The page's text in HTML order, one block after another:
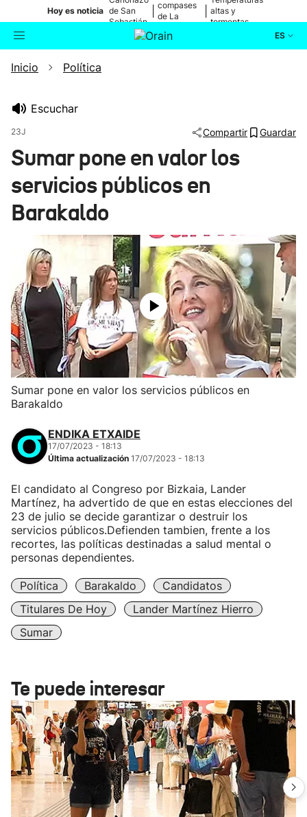
Hoy es noticia de San
Sebastián
compases
de La
altas y
tormentas
ES
Buscador
Ikusmiran
Inicio Política
Escuchar
23J Compartir Guardar
Sumar pone en valor los
servicios públicos en
Barakaldo
Sumar pone en valor los servicios públicos en
Barakaldo
ENDIKA ETXAIDE
17/07/2023 - 18:13
Última actualización 17/07/2023 - 18:13
El candidato al Congreso por Bizkaia, Lander
Martínez, ha advertido de que en estas elecciones del
23 de julio se decide garantizar o destruir los
servicios públicos.Defienden tambien, frente a los
recortes, las políticas destinadas a salud mental o
personas dependientes.
Política Barakaldo
Candidatos
Titulares De Hoy
Lander Martínez Hierro
Sumar
Te puede interesar